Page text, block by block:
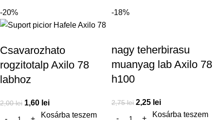
-20%
Csavarozhato
rogzitotalp Axilo 78
labhoz
2,00lei 1,60 lei
Kosárba teszem
-18%
nagy teherbirasu
muanyag lab Axilo 78
h100
2,75lei 2,25 lei
Kosárba teszem